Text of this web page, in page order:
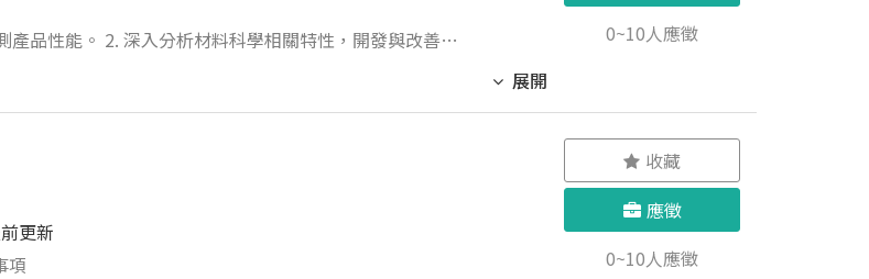
性，開發與改善補
展開
0~10人應徵
更新
項
收藏
應徵
0~10人應徵